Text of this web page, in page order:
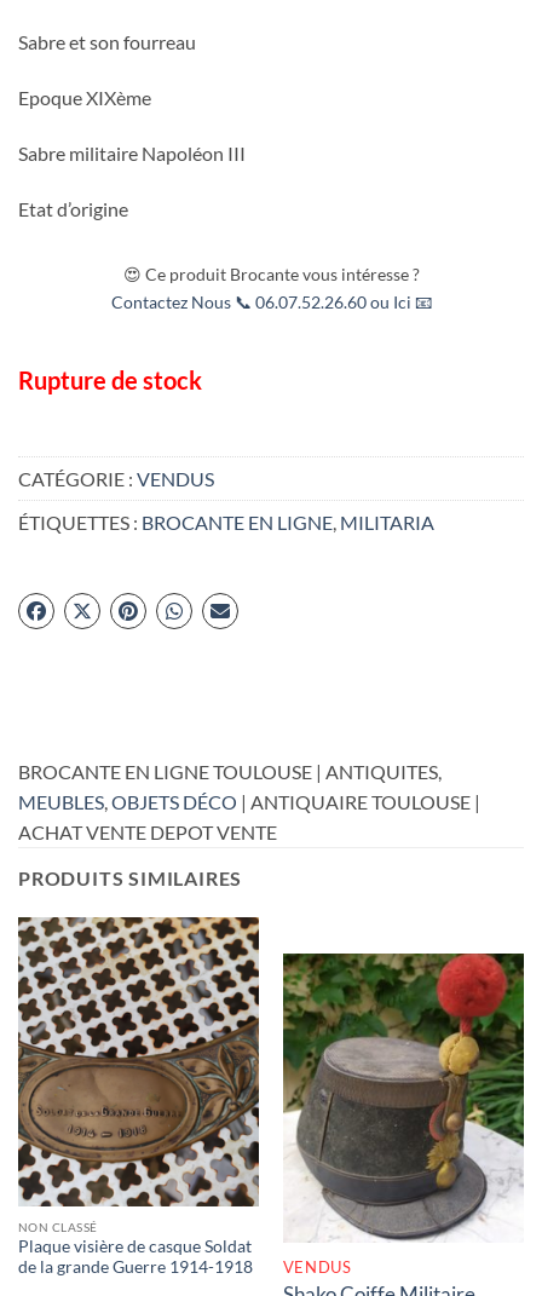
Sabre et son fourreau
Epoque XIXème
Sabre militaire Napoléon III
Etat d’origine
😍 Ce produit Brocante vous intéresse ?
Contactez Nous 📞 06.07.52.26.60 ou Ici 📧
Rupture de stock
CATÉGORIE : VENDUS
ÉTIQUETTES : BROCANTE EN LIGNE, MILITARIA
BROCANTE EN LIGNE TOULOUSE | ANTIQUITES,
MEUBLES,OBJETS DÉCO | ANTIQUAIRE TOULOUSE |
ACHAT VENTE DEPOT VENTE
PRODUITS SIMILAIRES
NON CLASSÉ
Plaque visière de casque Soldat
de la grande Guerre 1914-1918
RUPTURE DE STOCK
VENDUS